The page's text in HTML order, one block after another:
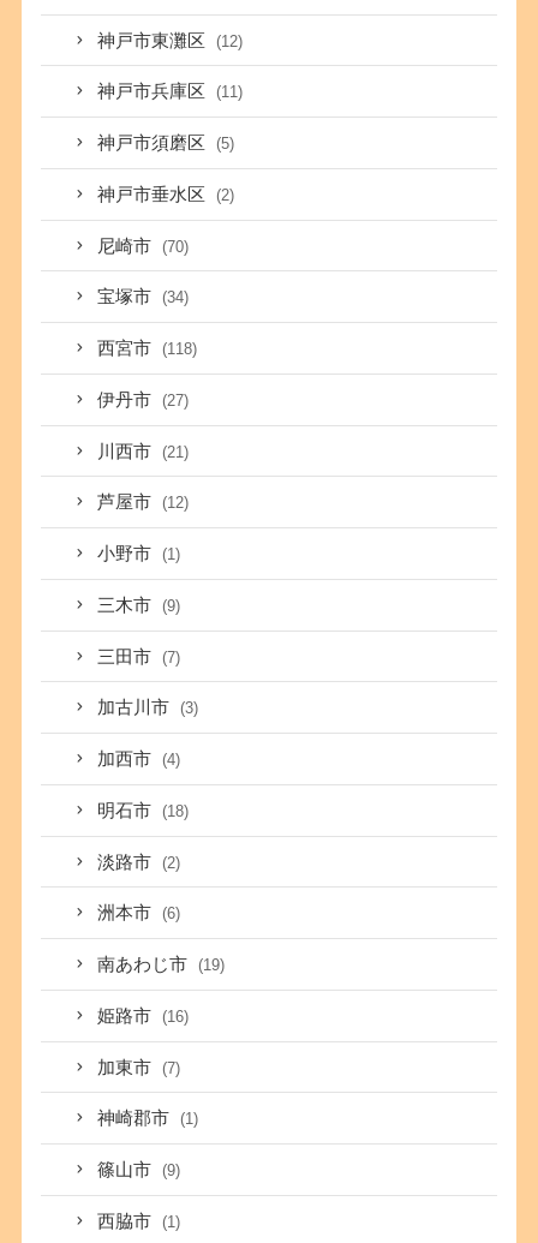
神戸市東灘区 (12)
神戸市兵庫区 (11)
神戸市須磨区 (5)
神戸市垂水区 (2)
尼崎市 (70)
宝塚市 (34)
西宮市 (118)
伊丹市 (27)
川西市 (21)
芦屋市 (12)
小野市 (1)
三木市 (9)
三田市 (7)
加古川市 (3)
加西市 (4)
明石市 (18)
淡路市 (2)
洲本市 (6)
南あわじ市 (19)
姫路市 (16)
加東市 (7)
神崎郡市 (1)
篠山市 (9)
西脇市 (1)